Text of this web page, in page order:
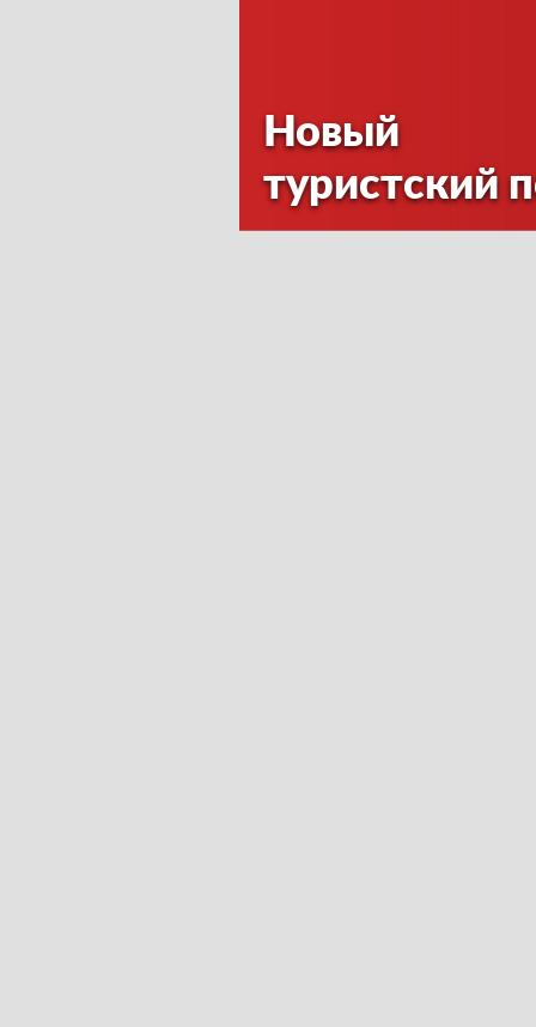
Новый
туристский